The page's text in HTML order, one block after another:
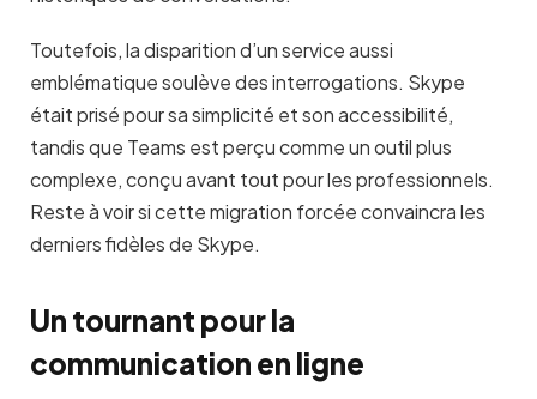
Toutefois, la disparition d’un service aussi
emblématique soulève des interrogations. Skype
était prisé pour sa simplicité et son accessibilité,
tandis que Teams est perçu comme un outil plus
complexe, conçu avant tout pour les professionnels.
Reste à voir si cette migration forcée convaincra les
derniers fidèles de Skype.
Un tournant pour la
communication en ligne